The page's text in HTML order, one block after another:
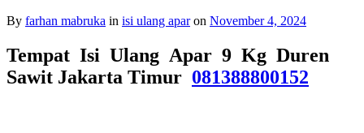
By farhan mabruka in isi ulang aparon November 4, 2024
Tempat Isi Ulang Apar 9 Kg Duren
Sawit Jakarta Timur 081388800152